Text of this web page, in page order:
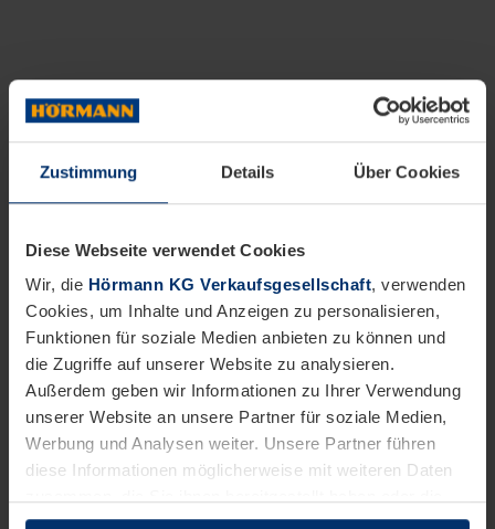
Zustimmung Details Über Cookies
Diese Webseite verwendet Cookies
Wir, die Hörmann KG Verkaufsgesellschaft, verwenden
Cookies, um Inhalte und Anzeigen zu personalisieren,
Funktionen für soziale Medien anbieten zu können und
die Zugriffe auf unserer Website zu analysieren.
Außerdem geben wir Informationen zu Ihrer Verwendung
unserer Website an unsere Partner für soziale Medien,
Werbung und Analysen weiter. Unsere Partner führen
diese Informationen möglicherweise mit weiteren Daten
sie im Rahmen Ihrer Nutzung der Dienste gesammelt